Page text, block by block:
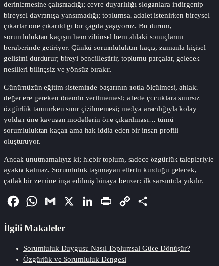
derinlemesine çalışmadığı; çevre duyarlılığı sloganlara indirgenip
bireysel davranışa yansımadığı; toplumsal adalet istenirken bireysel
çıkarlar öne çıkarıldığı bir çağda yaşıyoruz. Bu durum,
sorumluluktan kaçışın hem zihinsel hem ahlaki sonuçlarını
beraberinde getiriyor. Çünkü sorumluluktan kaçış, zamanla kişisel
gelişimi durdurur; bireyi bencilleştirir, toplumu parçalar, gelecek
nesilleri bilinçsiz ve yönsüz bırakır.
Günümüzün eğitim sisteminde başarının notla ölçülmesi, ahlaki
değerlere gereken önemin verilmemesi; ailede çocuklara sınırsız
özgürlük tanınırken sınır çizilmemesi; medya aracılığıyla kolay
yoldan üne kavuşan modellerin öne çıkarılması… tümü
sorumluluktan kaçan ama hak iddia eden bir insan profili
oluşturuyor.
Ancak unutmamalıyız ki; hiçbir toplum, sadece özgürlük talepleriyle
ayakta kalmaz. Sorumluluk taşımayan ellerin kurduğu gelecek,
çatlak bir zemine inşa edilmiş binaya benzer: ilk sarsıntıda yıkılır.
FacebookWhatsApp
Gmail LinkedInPrintFriendly
Copy
İlgili Makaleler
Sorumluluk Duygusu Nasıl Toplumsal Güce Dönüşür?
Özgürlük ve Sorumluluk Dengesi